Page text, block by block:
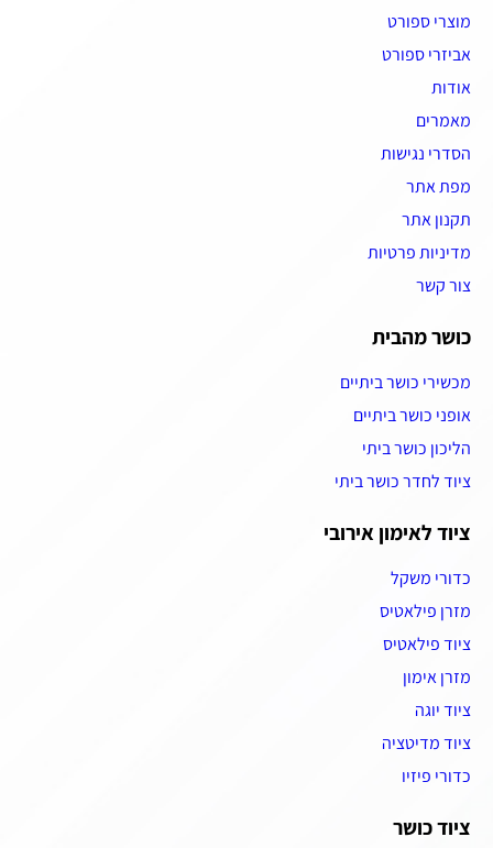
מוצרי ספורט
אביזרי ספורט
אודות
מאמרים
הסדרי נגישות
מפת אתר
תקנון אתר
מדיניות פרטיות
צור קשר
כושר מהבית
מכשירי כושר ביתיים
אופני כושר ביתיים
הליכון כושר ביתי
ציוד לחדר כושר ביתי
ציוד לאימון אירובי
כדורי משקל
מזרן פילאטיס
ציוד פילאטיס
מזרן אימון
ציוד יוגה
ציוד מדיטציה
כדורי פיזיו
ציוד כושר